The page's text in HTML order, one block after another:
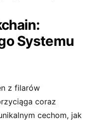
Systemu
z filarów
coraz​
cechom, jak